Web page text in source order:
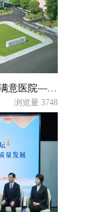
党建引领健康传播，打造百姓满意医院——江阴市第三人民医院高质量发展的“特色之路”
浏览量 3748